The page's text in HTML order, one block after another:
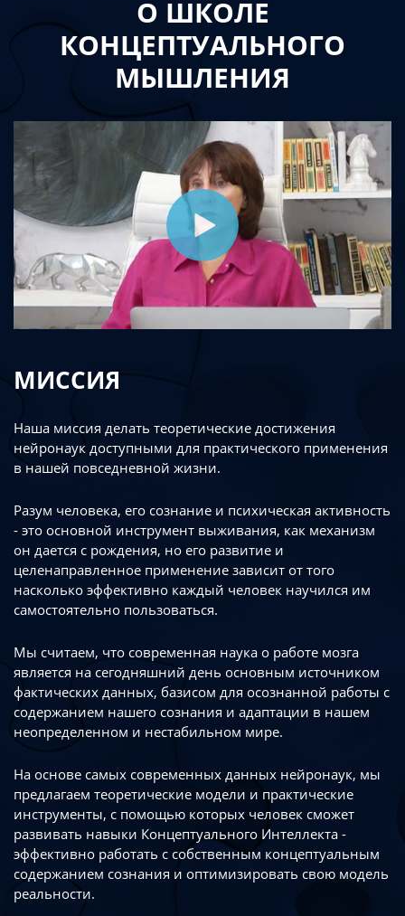
О ШКОЛЕ
КОНЦЕПТУАЛЬНОГО
МЫШЛЕНИЯ
МИССИЯ
Наша миссия делать теоретические достижения
нейронаук доступными для практического применения
в нашей повседневной жизни.
Разум человека, его сознание и психическая активность
- это основной инструмент выживания, как механизм
он дается с рождения, но его развитие и
целенаправленное применение зависит от того
насколько эффективно каждый человек научился им
самостоятельно пользоваться.
Мы считаем, что современная наука о работе мозга
является на сегодняшний день основным источником
фактических данных, базисом для осознанной работы с
содержанием нашего сознания и адаптации в нашем
неопределенном и нестабильном мире.
На основе самых современных данных нейронаук, мы
предлагаем теоретические модели и практические
инструменты, с помощью которых человек сможет
развивать навыки Концептуального Интеллекта -
эффективно работать с собственным концептуальным
содержанием сознания и оптимизировать свою модель
реальности.